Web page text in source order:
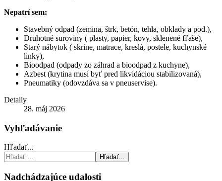
Nepatrí sem:
Stavebný odpad (zemina, štrk, betón, tehla, obklady a pod.),
Druhotné suroviny ( plasty, papier, kovy, sklenené fľaše),
Starý nábytok ( skrine, matrace, kreslá, postele, kuchynské
linky),
Bioodpad (odpady zo záhrad a bioodpad z kuchyne),
Azbest (krytina musí byť pred likvidáciou stabilizovaná),
Pneumatiky (odovzdáva sa v pneuservise).
Detaily
28. máj 2026
Vyhľadávanie
Hľadať...
Hľadať...
Nadchádzajúce udalosti